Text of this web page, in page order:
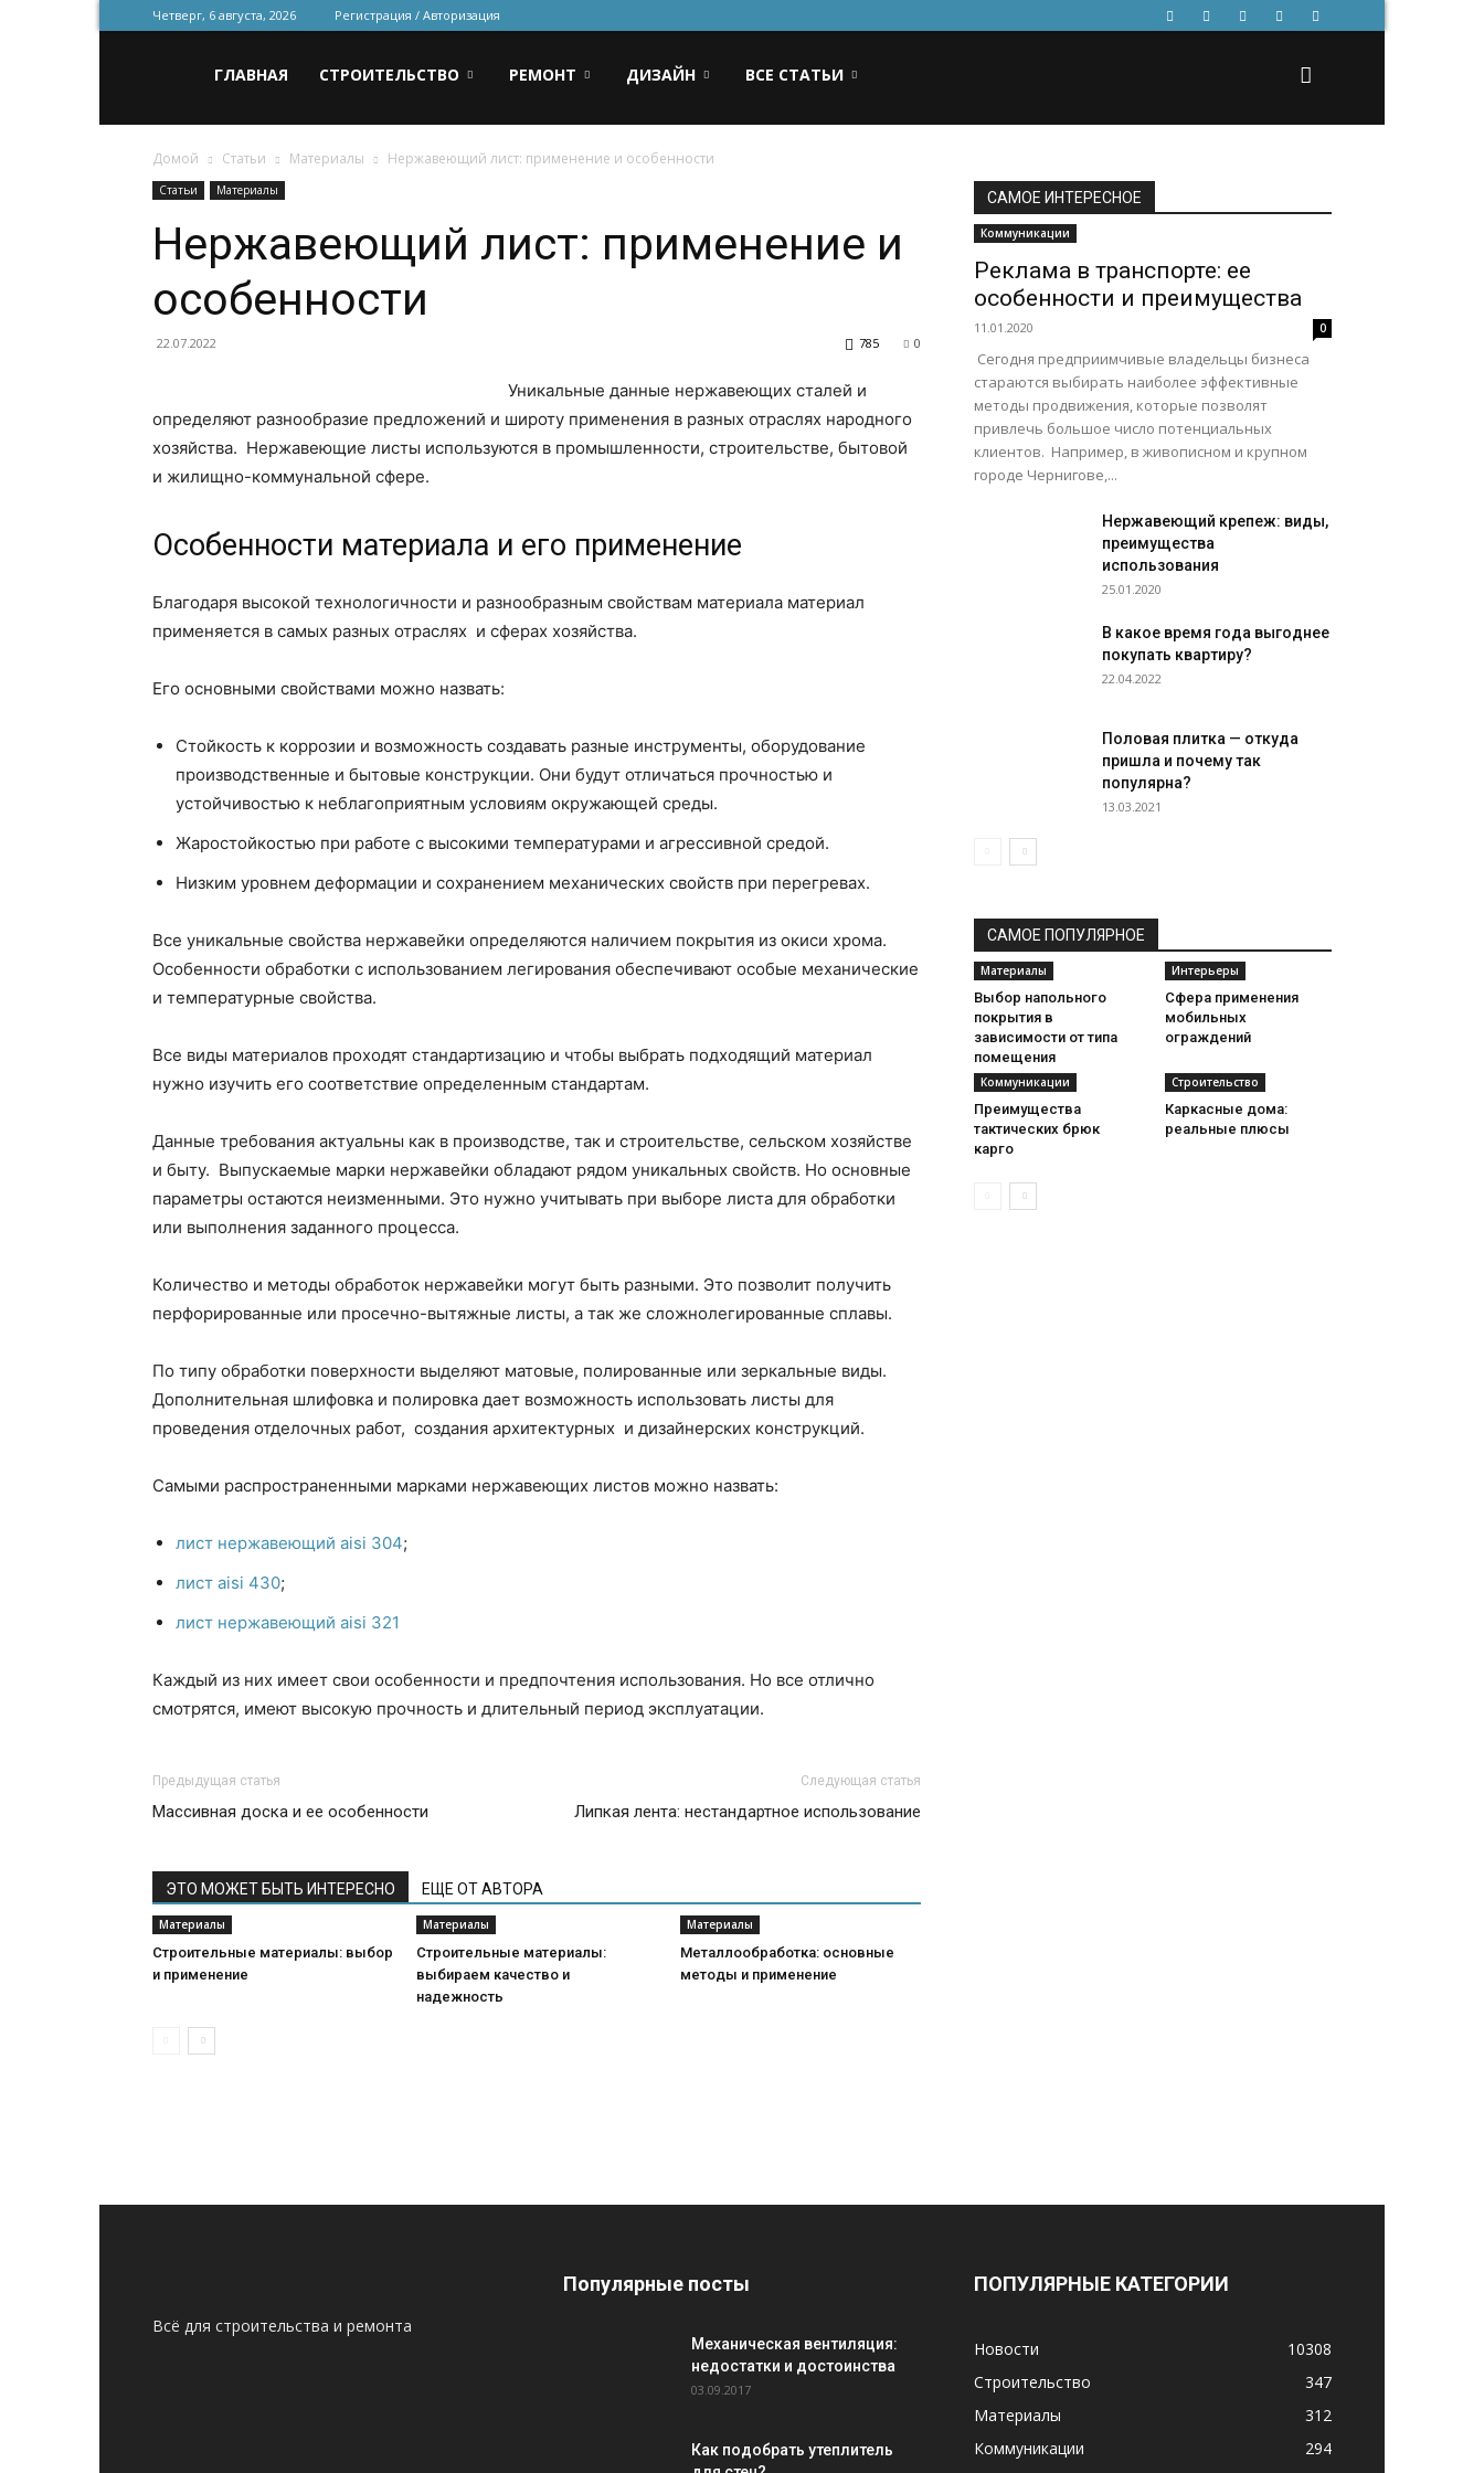
Четверг, 6 августа, 2026 Регистрация / Авторизация
для
строительства
и
ремонта
ГЛАВНАЯ СТРОИТЕЛЬСТВО РЕМОНТ ДИЗАЙН ВСЕ СТАТЬИ
Домой Статьи Материалы Нержавеющий лист: применение и особенности
Статьи Материалы
Нержавеющий лист: применение и
особенности
22.07.2022 0
785
Уникальные данные нержавеющих сталей и
определяют разнообразие предложений и широту применения в разных отраслях народного
хозяйства. Нержавеющие листы используются в промышленности, строительстве, бытовой
и жилищно-коммунальной сфере.
Особенности материала и его применение
Благодаря высокой технологичности и разнообразным свойствам материала материал
применяется в самых разных отраслях и сферах хозяйства.
Его основными свойствами можно назвать:
Стойкость к коррозии и возможность создавать разные инструменты, оборудование
производственные и бытовые конструкции. Они будут отличаться прочностью и
устойчивостью к неблагоприятным условиям окружающей среды.
Жаростойкостью при работе с высокими температурами и агрессивной средой.
Низким уровнем деформации и сохранением механических свойств при перегревах.
Все уникальные свойства нержавейки определяются наличием покрытия из окиси хрома.
Особенности обработки с использованием легирования обеспечивают особые механические
и температурные свойства.
Все виды материалов проходят стандартизацию и чтобы выбрать подходящий материал
нужно изучить его соответствие определенным стандартам.
Данные требования актуальны как в производстве, так и строительстве, сельском хозяйстве
и быту. Выпускаемые марки нержавейки обладают рядом уникальных свойств. Но основные
параметры остаются неизменными. Это нужно учитывать при выборе листа для обработки
или выполнения заданного процесса.
Количество и методы обработок нержавейки могут быть разными. Это позволит получить
перфорированные или просечно-вытяжные листы, а так же сложнолегированные сплавы.
По типу обработки поверхности выделяют матовые, полированные или зеркальные виды.
Дополнительная шлифовка и полировка дает возможность использовать листы для
проведения отделочных работ, создания архитектурных и дизайнерских конструкций.
Самыми распространенными марками нержавеющих листов можно назвать:
лист нержавеющий aisi 304;
лист aisi 430;
лист нержавеющий aisi 321
Каждый из них имеет свои особенности и предпочтения использования. Но все отлично
смотрятся, имеют высокую прочность и длительный период эксплуатации.
Предыдущая статья
Массивная доска и ее особенности
Следующая статья
Липкая лента: нестандартное использование
ЭТО МОЖЕТ БЫТЬ ИНТЕРЕСНО ЕЩЕ ОТ АВТОРА
Материалы
Строительные материалы: выбор
и применение
Материалы
Строительные материалы:
выбираем качество и
надежность
Материалы
Металлообработка: основные
методы и применение
САМОЕ ИНТЕРЕСНОЕ
Коммуникации
Реклама в транспорте: ее
особенности и преимущества
11.01.2020 0
Сегодня предприимчивые владельцы бизнеса
стараются выбирать наиболее эффективные
методы продвижения, которые позволят
привлечь большое число потенциальных
клиентов. Например, в живописном и крупном
городе Чернигове,...
Нержавеющий крепеж: виды,
преимущества
использования
25.01.2020
В какое время года выгоднее
покупать квартиру?
22.04.2022
Половая плитка — откуда
пришла и почему так
популярна?
13.03.2021
САМОЕ ПОПУЛЯРНОЕ
Материалы
Выбор напольного
покрытия в
зависимости от типа
помещения
Интерьеры
Сфера применения
мобильных
ограждений
Коммуникации
Преимущества
тактических брюк
карго
Строительство
Каркасные дома:
реальные плюсы
Всё для строительства и ремонта
Популярные посты
Механическая вентиляция:
недостатки и достоинства
03.09.2017
Как подобрать утеплитель
ПОПУЛЯРНЫЕ КАТЕГОРИИ
Новости
10308
Строительство
347
Материалы
312
Коммуникации
294